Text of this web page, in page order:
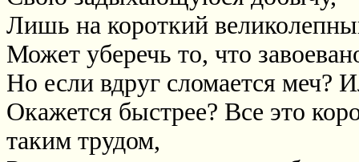
Лишь на короткий
Может уберечь то, что
Но если вдруг сломается меч?
Окажется быстрее? Все это
таким трудом,